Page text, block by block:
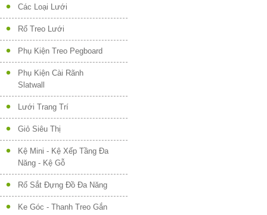
Các Loại Lưới
Rổ Treo Lưới
Phụ Kiện Treo Pegboard
Phụ Kiện Cài Rãnh
Slatwall
Lưới Trang Trí
Giỏ Siêu Thị
Kệ Mini - Kệ Xếp Tầng Đa
Năng - Kệ Gỗ
Rổ Sắt Đựng Đồ Đa Năng
Ke Góc - Thanh Treo Gắn